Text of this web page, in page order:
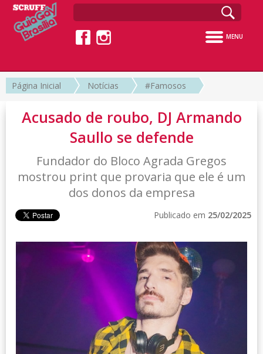
MENU
Página Inicial Notícias #Famosos
Acusado de roubo, DJ Armando
Saullo se defende
Fundador do Bloco Agrada Gregos
mostrou print que provaria que ele é um
dos donos da empresa
Publicado em 25/02/2025